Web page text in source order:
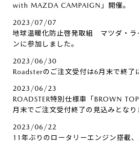
with MAZDA CAMPAIGN」開催。
2023/07/07
地球温暖化防止啓発取組 マツダ・ラ
ンに参加しました。
2023/06/30
Roadsterのご注文受付は6月末で終了
2023/06/23
ROADSTER特別仕様車「BROWN
月末でご注文受付終了の見込みとなり
2023/06/22
11年ぶりのロータリーエンジン搭載